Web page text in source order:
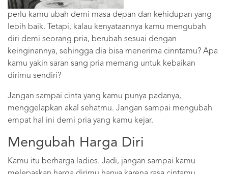
perlu kamu ubah demi masa depan dan kehidupan yang
lebih baik. Tetapi, kalau kenyataannya kamu mengubah
diri demi seorang pria, berubah sesuai dengan
keinginannya, sehingga dia bisa menerima cinntamu? Apa
kamu yakin saran sang pria memang untuk kebaikan
dirimu sendiri?
Jangan sampai cinta yang kamu punya padanya,
menggelapkan akal sehatmu. Jangan sampai mengubah
empat hal ini demi pria yang kamu kejar.
Mengubah Harga Diri
Kamu itu berharga ladies. Jadi, jangan sampai kamu